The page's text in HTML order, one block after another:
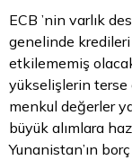
ECB ’nin varlık
genelinde kredileri
etkilememiş
yükselişlerin terse
menkul değerler
büyük alımlara
Yunanistan’ın